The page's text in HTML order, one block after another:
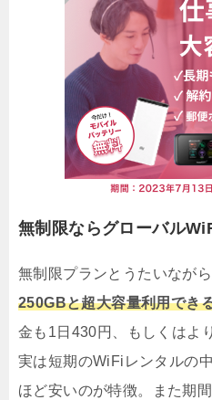
無制限ならグローバル
無制限プランとうたいなが
250GBと超大容量利用でき
金も1日430円、もしくはよ
実は短期のWiFiレンタルの
ほど安いのが特徴。また期